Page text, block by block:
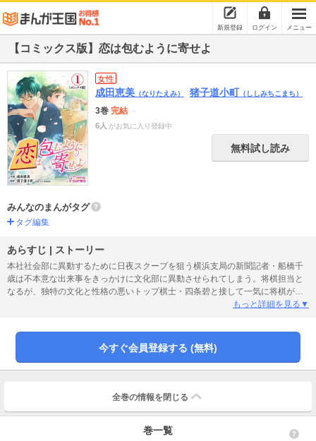
新規登録 ログイン メニュー
【コミックス版】恋は包むように寄せよ
女性
成田恵美 （なりたえみ） 猪子道小町 （ししみちこまち）
3巻 完結
6人 がお気に入り登録中
無料試し読み
みんなのまんがタグ
タグ編集
あらすじ | ストーリー
本社社会部に異動するために日夜スクープを狙う横浜支局の新聞記者・船橋千
歳は不本意な出来事をきっかけに文化部に異動させられてしまう。将棋担当と
なるが、独特の文化と性格の悪いトップ棋士・四条碧と接して一気に将棋が苦
手に。しかし、取材を進めるうちに見る目が変わり…!? 女性新聞記者と天才棋
もっと詳細を見る▼
今すぐ会員登録する (無料)
全巻の情報を 閉じる
巻一覧